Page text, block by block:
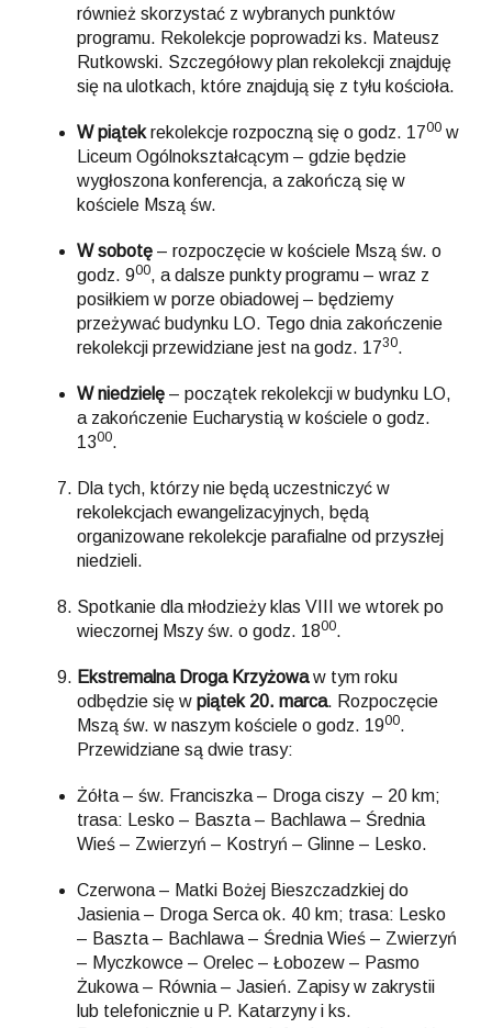
również skorzystać z wybranych punktów
programu. Rekolekcje poprowadzi ks. Mateusz
Rutkowski. Szczegółowy plan rekolekcji znajduję
się na ulotkach, które znajdują się z tyłu kościoła.
W piątekrekolekcje rozpoczną się o godz. 1700 w
Liceum Ogólnokształcącym – gdzie będzie
wygłoszona konferencja, a zakończą się w
kościele Mszą św.
W sobotę – rozpoczęcie w kościele Mszą św. o
godz. 900, a dalsze punkty programu – wraz z
posiłkiem w porze obiadowej – będziemy
przeżywać budynku LO. Tego dnia zakończenie
rekolekcji przewidziane jest na godz. 1730.
W niedzielę – początek rekolekcji w budynku LO,
a zakończenie Eucharystią w kościele o godz.
1300.
Dla tych, którzy nie będą uczestniczyć w
rekolekcjach ewangelizacyjnych, będą
organizowane rekolekcje parafialne od przyszłej
niedzieli.
Spotkanie dla młodzieży klas VIII we wtorek po
wieczornej Mszy św. o godz. 1800.
Ekstremalna Droga Krzyżowaw tym roku
odbędzie się w piątek 20. marca. Rozpoczęcie
Mszą św. w naszym kościele o godz. 1900.
Przewidziane są dwie trasy:
Żółta – św. Franciszka – Droga ciszy – 20 km;
trasa: Lesko – Baszta – Bachlawa – Średnia
Wieś – Zwierzyń – Kostryń – Glinne – Lesko.
Czerwona – Matki Bożej Bieszczadzkiej do
Jasienia – Droga Serca ok. 40 km; trasa: Lesko
– Baszta – Bachlawa – Średnia Wieś – Zwierzyń
– Myczkowce – Orelec – Łobozew – Pasmo
Żukowa – Równia – Jasień. Zapisy w zakrystii
lub telefonicznie u P. Katarzyny i ks.